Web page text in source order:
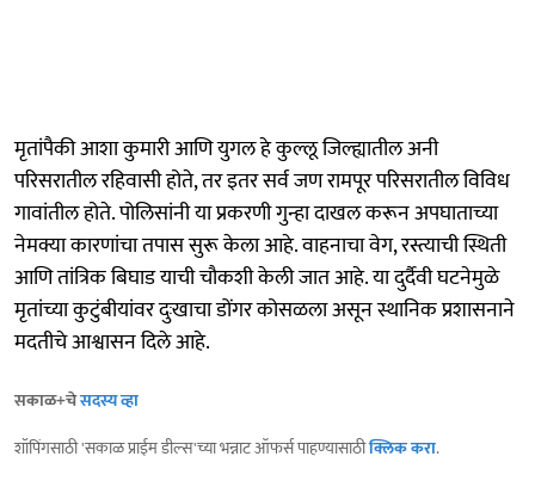
मृतांपैकी आशा कुमारी आणि युगल हे कुल्लू जिल्ह्यातील अनी
परिसरातील रहिवासी होते, तर इतर सर्व जण रामपूर परिसरातील विविध
गावांतील होते. पोलिसांनी या प्रकरणी गुन्हा दाखल करून अपघाताच्या
नेमक्या कारणांचा तपास सुरू केला आहे. वाहनाचा वेग, रस्त्याची स्थिती
आणि तांत्रिक बिघाड याची चौकशी केली जात आहे. या दुर्दैवी घटनेमुळे
मृतांच्या कुटुंबीयांवर दुःखाचा डोंगर कोसळला असून स्थानिक प्रशासनाने
मदतीचे आश्वासन दिले आहे.
सकाळ+चेसदस्य व्हा
शॉपिंगसाठी 'सकाळ प्राईम डील्स'च्या भन्नाट ऑफर्स पाहण्यासाठीक्लिक करा.